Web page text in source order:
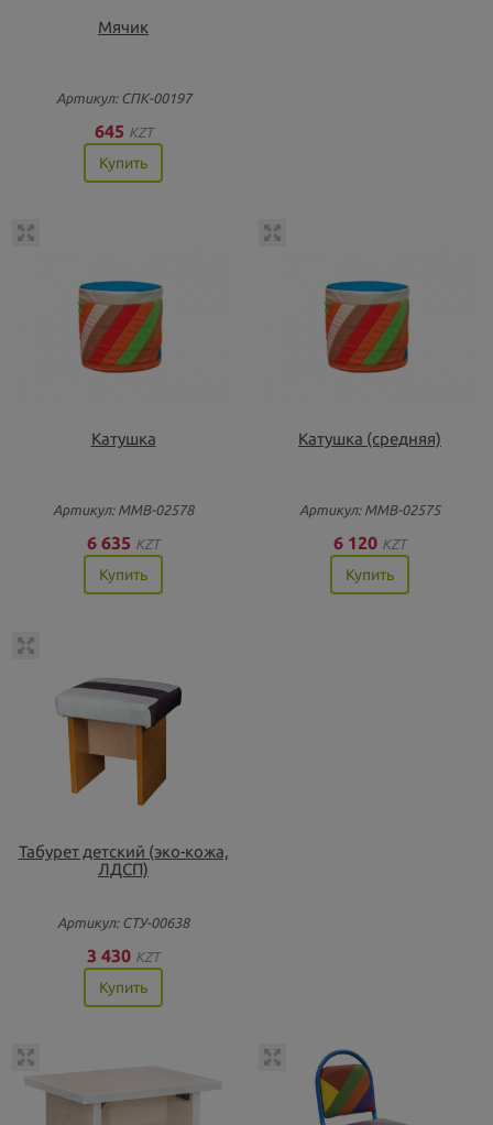
Мячик
Артикул: СПК-00197
645 KZT
Купить
Катушка
Артикул: ММВ-02578
6 635 KZT
Купить
Катушка (средняя)
Артикул: ММВ-02575
6 120 KZT
Купить
Табурет детский (эко-кожа,
ЛДСП)
Артикул: СТУ-00638
3 430 KZT
Купить